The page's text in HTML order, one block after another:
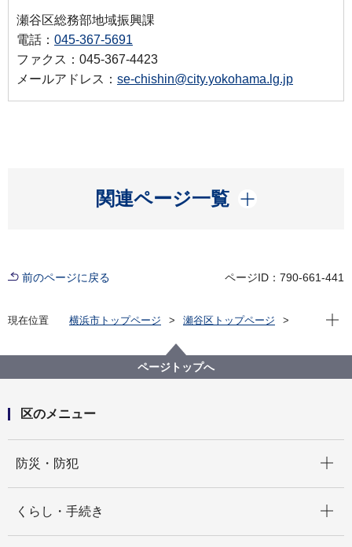
瀬谷区総務部地域振興課
電話： 045-367-5691
ファクス：045-367-4423
メールアドレス： se-chishin@city.yokohama.lg.jp
関連ページ一覧
開く
前のページに戻る ページID：790-661-441
現在位置 横浜市トップページ
瀬谷区トップページ
まちの安全コーナー 防犯対策事業紹介
現在
ページトップへ
区のメニュー
防災・防犯
くらし・手続き